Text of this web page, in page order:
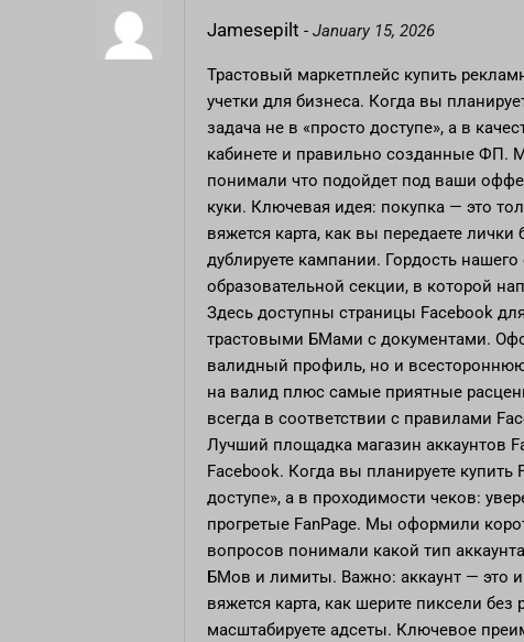
Jamesepilt - January 15, 2026
Трастовый маркетплейс купить
учетки для бизнеса. Когда вы
задача не в «просто доступе», а в
кабинете и правильно созданные ФП.
понимали что подойдет под ваши
куки. Ключевая идея: покупка — это
вяжется карта, как вы передаете лички
дублируете кампании. Гордость
образовательной секции, в которой
Здесь доступны страницы Facebook
трастовыми БМами с документами.
валидный профиль, но и
на валид плюс самые приятные
всегда в соответствии с правилами
Лучший площадка магазин аккаунтов
Facebook. Когда вы планируете
доступе», а в проходимости чеков:
прогретые FanPage. Мы оформили
вопросов понимали какой тип
БМов и лимиты. Важно: аккаунт — это
вяжется карта, как шерите пиксели без
масштабируете адсеты. Ключевое